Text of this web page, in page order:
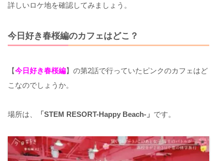
詳しいロケ地を確認してみましょう。
今日好き春桜編のカフェはどこ？
【今日好き春桜編】の第2話で行っていたピンクのカフェはど
こなのでしょうか。
場所は、 「STEM RESORT-Happy Beach-」 です。